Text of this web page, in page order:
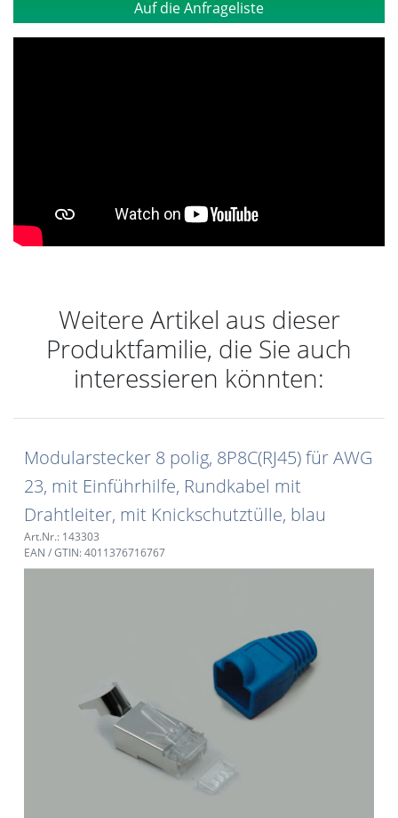
Auf die Anfrageliste
Weitere Artikel aus dieser
Produktfamilie, die Sie auch
interessieren könnten:
Modularstecker 8 polig, 8P8C(RJ45) für AWG
23, mit Einführhilfe, Rundkabel mit
Drahtleiter, mit Knickschutztülle, blau
Art.Nr.: 143303
EAN / GTIN: 4011376716767